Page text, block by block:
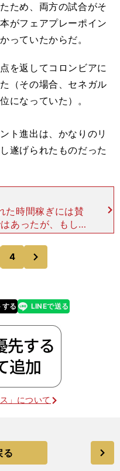
ため、両方の試合がそ
がフェアプレーポイン
っていたからだ。
を返してコロンビアに
（その場合、セネガル
になっていた）。
ト進出は、かなりのリ
遂げられたものだった
た時間稼ぎには賛
あったが、もしセ
、かなり悔いの残
MF長谷部誠は、
ら
4
る
line LINEで送る
」について
る